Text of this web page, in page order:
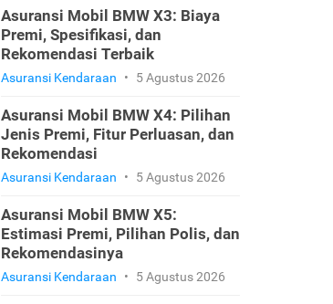
Asuransi Mobil BMW X3: Biaya
Premi, Spesifikasi, dan
Rekomendasi Terbaik
Asuransi Kendaraan • 5 Agustus 2026
Asuransi Mobil BMW X4: Pilihan
Jenis Premi, Fitur Perluasan, dan
Rekomendasi
Asuransi Kendaraan • 5 Agustus 2026
Asuransi Mobil BMW X5:
Estimasi Premi, Pilihan Polis, dan
Rekomendasinya
Asuransi Kendaraan • 5 Agustus 2026